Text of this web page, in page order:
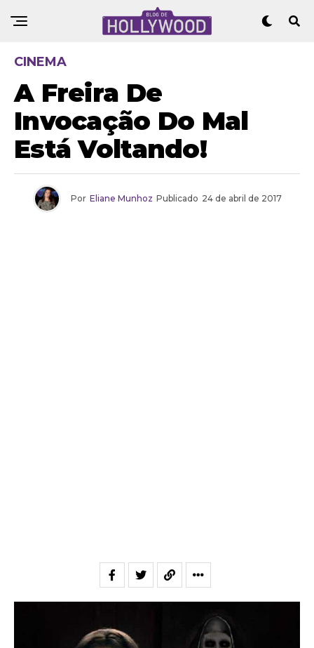
CINEMA
A Freira De
Invocação Do Mal
Está Voltando!
Por Eliane Munhoz Publicado 24 de abril de 2017